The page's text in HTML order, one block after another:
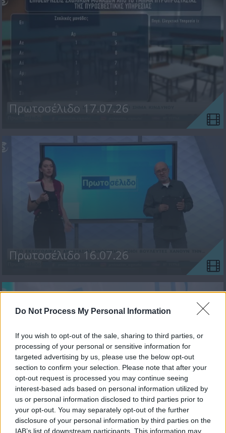
Do Not Process My Personal Information
If you wish to opt-out of the sale, sharing to third parties, or
processing of your personal or sensitive information for
targeted advertising by us, please use the below opt-out
section to confirm your selection. Please note that after your
opt-out request is processed you may continue seeing
interest-based ads based on personal information utilized by
us or personal information disclosed to third parties prior to
your opt-out. You may separately opt-out of the further
disclosure of your personal information by third parties on the
IAB’s list of downstream participants. This information may
Πρωτοσέλιδο 17.07.26
Πρωτοσέλιδο 16.07.26
Πρωτοσέλιδο 15.07.26